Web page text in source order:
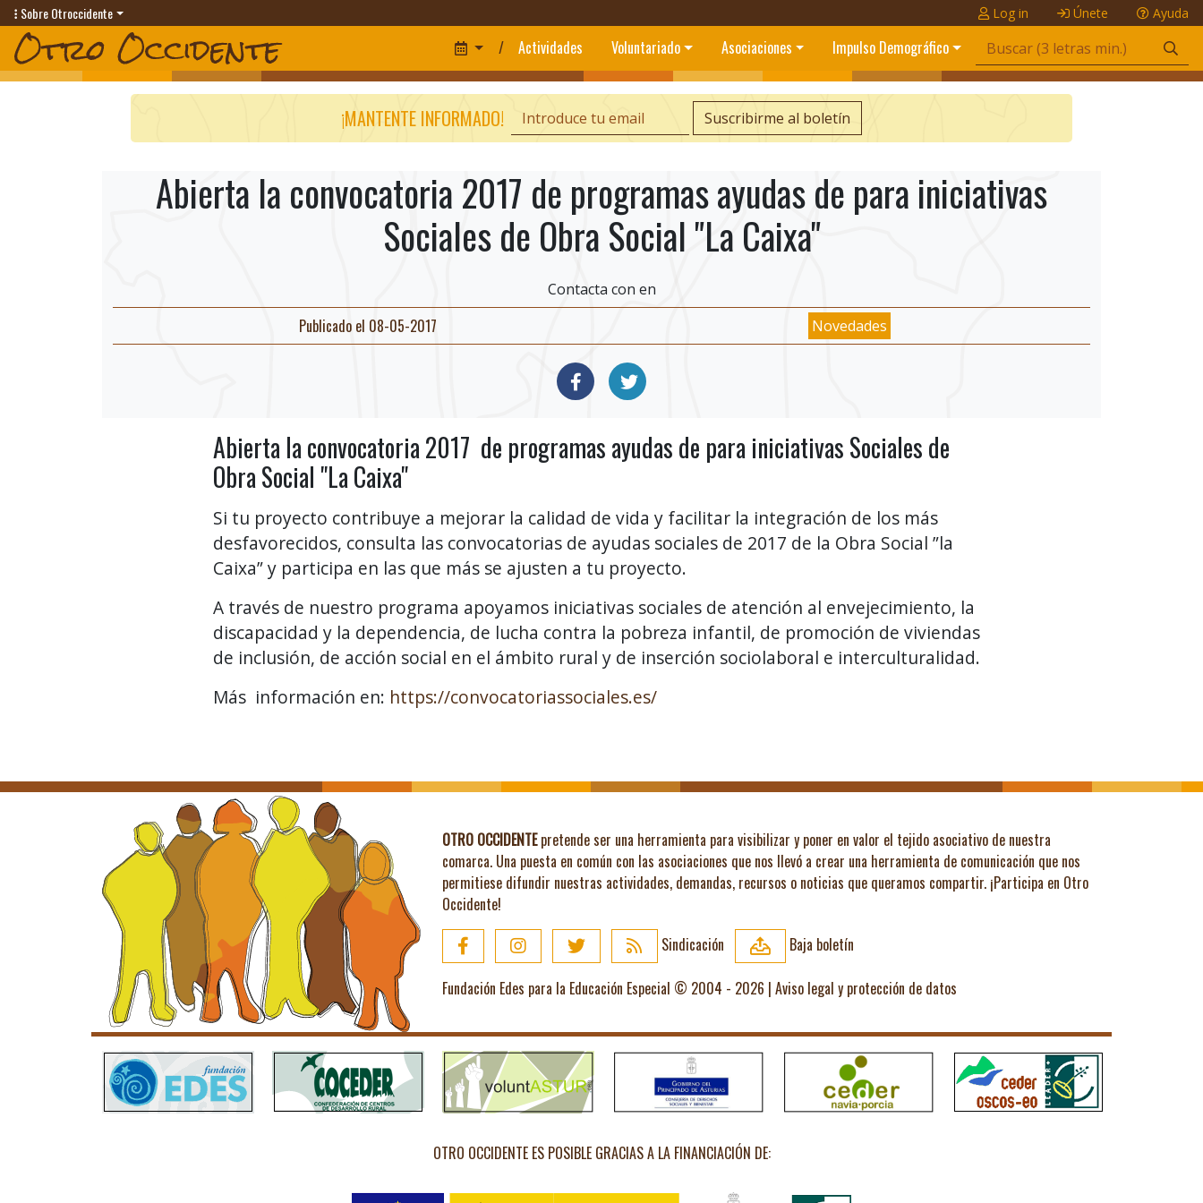
Sobre Otroccidente Log in Únete Ayuda
/ Actividades Voluntariado Asociaciones Impulso Demográfico
¡MANTENTE INFORMADO! Suscribirme al boletín
Abierta la convocatoria 2017 de programas ayudas de para iniciativas
Sociales de Obra Social "La Caixa"
Contacta con en
Publicado el 08-05-2017 Novedades
Abierta la convocatoria 2017 de programas ayudas de para iniciativas Sociales de
Obra Social "La Caixa"
Si tu proyecto contribuye a mejorar la calidad de vida y facilitar la integración de los más
desfavorecidos, consulta las convocatorias de ayudas sociales de 2017 de la Obra Social ”la
Caixa” y participa en las que más se ajusten a tu proyecto.
A través de nuestro programa apoyamos iniciativas sociales de atención al envejecimiento, la
discapacidad y la dependencia, de lucha contra la pobreza infantil, de promoción de viviendas
de inclusión, de acción social en el ámbito rural y de inserción sociolaboral e interculturalidad.
Más información en: https://convocatoriassociales.es/
OTRO OCCIDENTEpretende ser una herramienta para visibilizar y poner en valor el tejido asociativo de nuestra
comarca. Una puesta en común con las asociaciones que nos llevó a crear una herramienta de comunicación que nos
permitiese difundir nuestras actividades, demandas, recursos o noticias que queramos compartir. ¡Participa en Otro
Occidente!
Sindicación
Baja boletín
Fundación Edes para la Educación Especial © 2004 - 2026 | Aviso legal y protección de datos
OTRO OCCIDENTE ES POSIBLE GRACIAS A LA FINANCIACIÓN DE: